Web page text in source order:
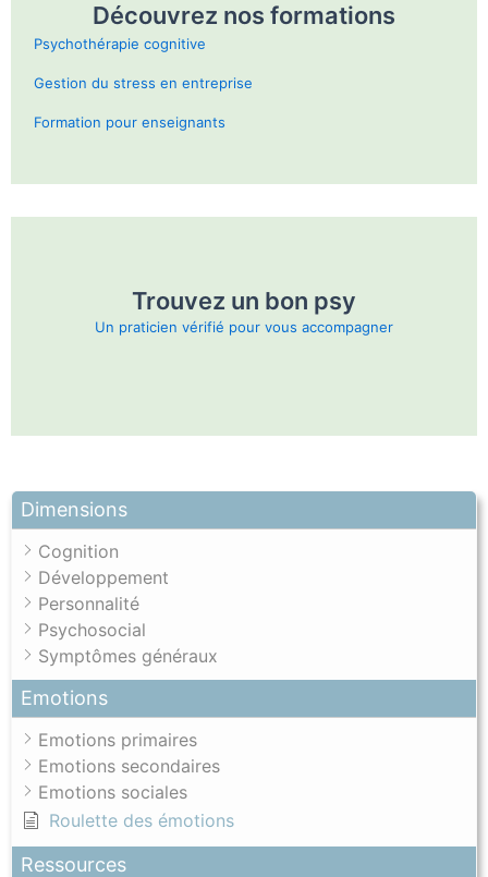
Dimensions
Cognition
Développement
Personnalité
Psychosocial
Symptômes généraux
Emotions
Emotions primaires
Emotions secondaires
Emotions sociales
Roulette des émotions
Ressources
Découvrez nos formations
Psychothérapie cognitive
Gestion du stress en entreprise
Formation pour enseignants
Trouvez un bon psy
Un praticien vérifié pour vous accompagner